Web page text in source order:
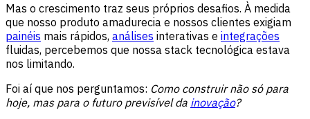
Mas o crescimento traz seus próprios desafios. À medida
que nosso produto amadurecia e nossos clientes exigiam
painéis mais rápidos, análises interativas e integrações
fluidas, percebemos que nossa stack tecnológica estava
nos limitando.
Foi aí que nos perguntamos: Como construir não só para
hoje, mas para o futuro previsível da inovação?